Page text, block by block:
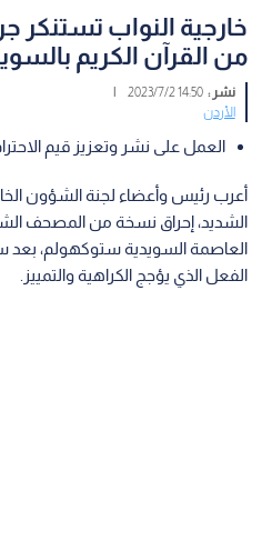
خارجية النواب تستنكر
من القرآن الكريم
نشر :14:50 2023/7/2
|
الأردن
العمل على نشر وتعزيز قيم
أعرب رئيس وأعضاء لجنة الشؤون
الشديد، إحراق نسخة من المصحف
العاصمة السويدية ستوكهولم، بعد
الفعل الذي يؤجج الكراهية والتمييز.